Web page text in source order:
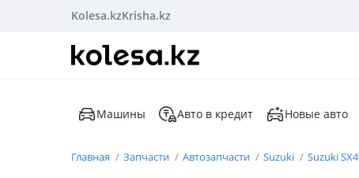
Kolesa.kzKrisha.kz
Машины Авто в кредит Новые авто
Главная Запчасти Автозапчасти Suzuki Suzuki SX4